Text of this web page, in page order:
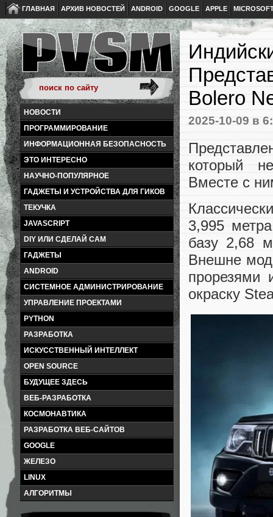
ГЛАВНАЯ АРХИВ НОВОСТЕЙ ANDROID GOOGLE APPLE
НОВОСТИ
ПРОГРАММИРОВАНИЕ
ИНФОРМАЦИОННАЯ БЕЗОПАСНОСТЬ
ЭТО ИНТЕРЕСНО
НАУЧНО-ПОПУЛЯРНОЕ
ГАДЖЕТЫ И УСТРОЙСТВА ДЛЯ ГИКОВ
ТЕКУЧКА
JAVASCRIPT
DIY ИЛИ СДЕЛАЙ САМ
ГАДЖЕТЫ
ANDROID
СИСТЕМНОЕ АДМИНИСТРИРОВАНИЕ
УПРАВЛЕНИЕ ПРОЕКТАМИ
PYTHON
РАЗРАБОТКА
ИСКУССТВЕННЫЙ ИНТЕЛЛЕКТ
OPEN SOURCE
БУДУЩЕЕ ЗДЕСЬ
ВЕБ-РАЗРАБОТКА
КОСМОНАВТИКА
РАЗРАБОТКА ВЕБ-САЙТОВ
GOOGLE
ЖЕЛЕЗО
LINUX
АЛГОРИТМЫ
Bolero
2025-10-09 в
который
Вместе с
3,995
базу 2,68
Внешне
прорезями
окраску